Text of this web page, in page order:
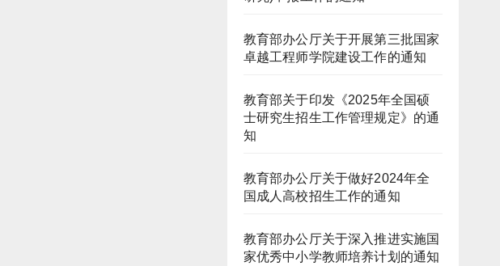
教育部办公厅关于开展第三批国家
卓越工程师学院建设工作的通知
教育部关于印发《2025年全国硕
士研究生招生工作管理规定》的通
知
教育部办公厅关于做好2024年全
国成人高校招生工作的通知
教育部办公厅关于深入推进实施国
家优秀中小学教师培养计划的通知